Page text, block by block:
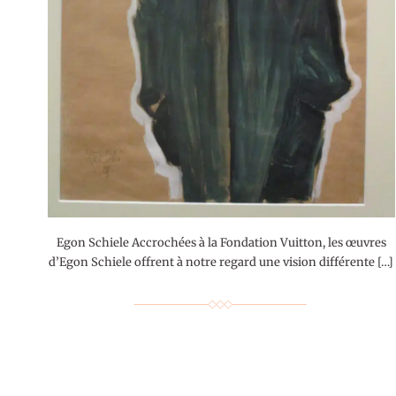
Egon Schiele Accrochées à la Fondation Vuitton, les œuvres
d’Egon Schiele offrent à notre regard une vision différente […]